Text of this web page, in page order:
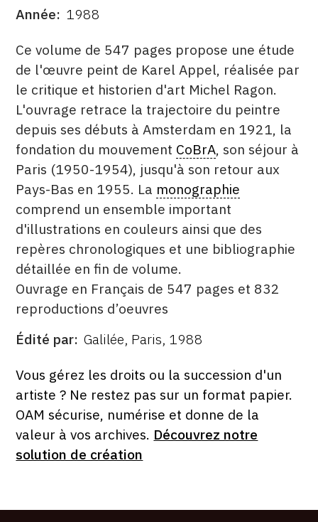
CGU
CGV
SUIVEZ-NOUS
INSTAGRAM
FACEBOOK
TWITTER
PINTEREST
DATE
Année 1988
DESCRITPTION
Ce volume de 547 pages propose une étude
de l'œuvre peint de Karel Appel, réalisée par
le critique et historien d'art Michel Ragon.
L'ouvrage retrace la trajectoire du peintre
depuis ses débuts à Amsterdam en 1921, la
fondation du mouvement CoBrA, son séjour à
Paris (1950-1954), jusqu'à son retour aux
Pays-Bas en 1955. La monographie
comprend un ensemble important
d'illustrations en couleurs ainsi que des
repères chronologiques et une bibliographie
détaillée en fin de volume.
Ouvrage en Français de 547 pages et 832
reproductions d’oeuvres
ÉDITÉ
Édité par Galilée, Paris, 1988
FORMAT
ÉTAT
Vous gérez les droits ou la succession d'un
artiste ? Ne restez pas sur un format papier.
OAM sécurise, numérise et donne de la
valeur à vos archives. Découvrez notre
solution de création